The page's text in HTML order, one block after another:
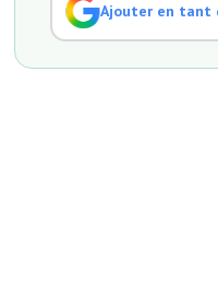
Ajouter en tant